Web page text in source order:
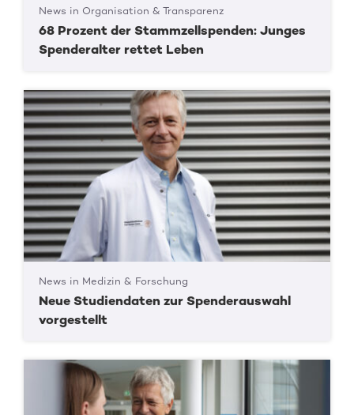
News in Organisation & Transparenz
68 Prozent der Stammzellspenden: Junges
Spenderalter rettet Leben
News in Medizin & Forschung
Neue Studiendaten zur Spenderauswahl
vorgestellt